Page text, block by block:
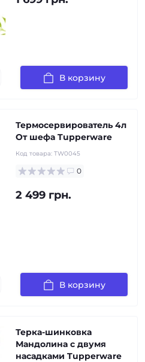
В корзину
Термосервирователь 4л
От шефа Tupperware
Код товара: TW0045
0
2 499 грн.
В корзину
Терка-шинковка
Мандолина с двумя
насадками Tupperware